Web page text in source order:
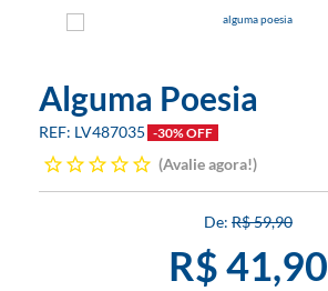
Alguma Poesia
LV487035 -30% OFF
Avalie agora!
R$ 59,90
R$ 41,90